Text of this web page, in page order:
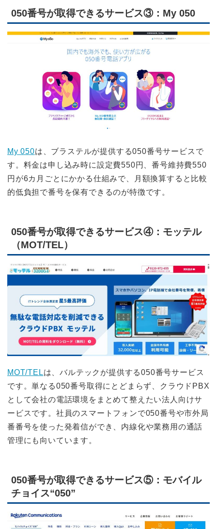
050番号が取得できるサービス③：My 050
My 050は、ブラステルが提供する050番号サービスで
す。料金は申し込み時に設定費550円、番号維持費550
円が6カ月ごとにかかる仕組みで、月額換算すると比較
的低負担で番号を保有できるのが特徴です。
050番号が取得できるサービス④：モッテル
（MOT/TEL）
MOT/TELは、バルテックが提供する050番号サービス
です。単なる050番号取得にとどまらず、クラウドPBX
として会社の電話環境をまとめて整えたい法人向けサ
ービスです。社員のスマートフォンで050番号や市外局
番番号を使った発着信ができ、内線化や業務用の通話
管理にも向いています。
050番号が取得できるサービス⑤：モバイル
チョイス“050”